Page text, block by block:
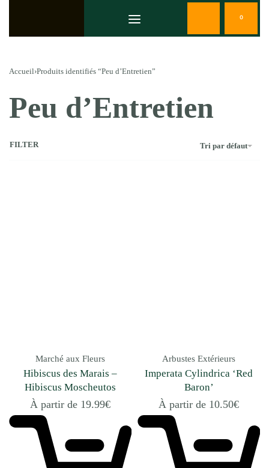
0
Accueil›Produits identifiés “Peu d’Entretien”
Peu d’Entretien
Tri par défaut
FILTER
Marché aux Fleurs
Hibiscus des Marais –
Hibiscus Moscheutos
À partir de 19.99€
Arbustes Extérieurs
Imperata Cylindrica ‘Red
Baron’
À partir de 10.50€